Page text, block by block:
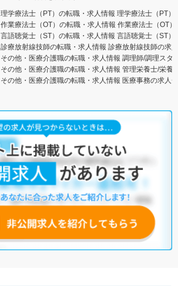
理学療法士（PT）の転職・求人情報 理学療法士（PT）
作業療法士（OT）の転職・求人情報 作業療法士（OT
言語聴覚士（ST）の転職・求人情報 言語聴覚士（ST）
診療放射線技師の転職・求人情報 診療放射線技師の求
その他・医療介護職の転職・求人情報 調理師/調理スタ
その他・医療介護職の転職・求人情報 管理栄養士/栄養
その他・医療介護職の転職・求人情報 医療事務の求人